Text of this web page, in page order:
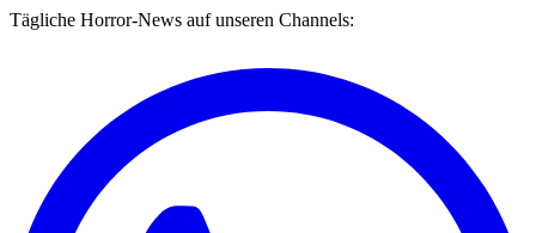
Tägliche Horror-News auf unseren Channels: